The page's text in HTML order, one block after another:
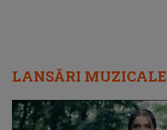
LANSĂRI MUZICALE